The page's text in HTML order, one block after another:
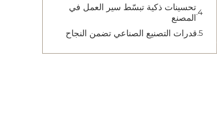
تحسينات ذكية تبسّط سير العمل في
المصنع
قدرات التصنيع الصناعي تضمن النجاح